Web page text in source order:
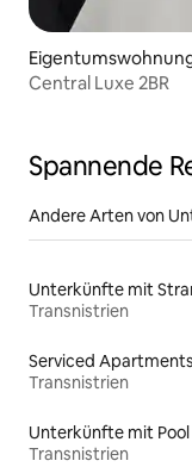
Central Luxe 2BR
Spannende
Andere Arten von
Transnistrien
Serviced Apartments
Transnistrien
Unterkünfte mit Pool
Transnistrien